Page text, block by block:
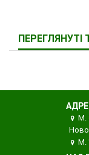
ПЕРЕГЛЯНУТІ
М.
М.